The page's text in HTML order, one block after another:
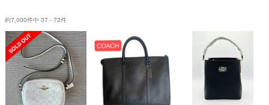
約7,000件中 37 - 72件